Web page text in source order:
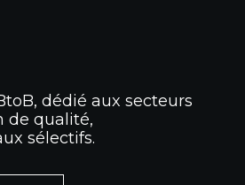
dédié aux secteurs
de qualité,
sélectifs.